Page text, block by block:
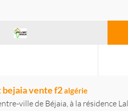
vente f2algérie
ville de Béjaia, à la résidence